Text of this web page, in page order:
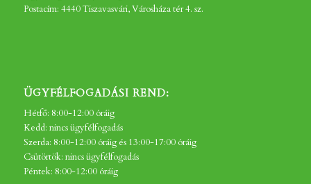
Postacím: 4440 Tiszavasvári, Városháza tér 4. sz.
ÜGYFÉLFOGADÁSI REND:
Hétfő: 8:00-12:00 óráig
Kedd: nincs ügyfélfogadás
Szerda: 8:00-12:00 óráig és 13:00-17:00 óráig
Csütörtök: nincs ügyfélfogadás
Péntek: 8:00-12:00 óráig